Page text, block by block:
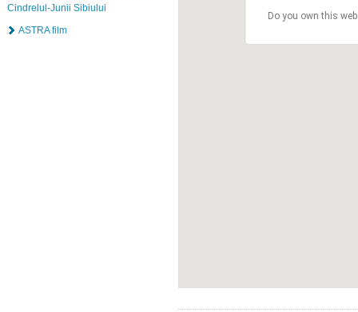
Cindrelul-Junii Sibiului
ASTRA film
Do you own this